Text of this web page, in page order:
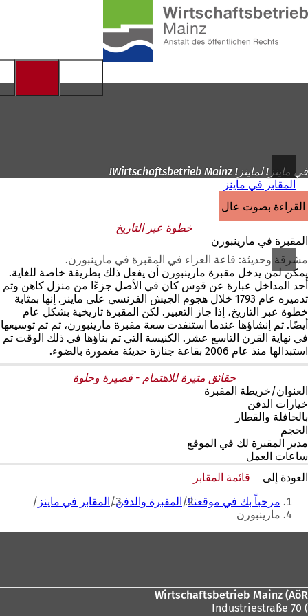
إلى
الصفحة
في ماينز! لماينز! Wirtschaftsbetrieb Mainz!
المقابر في ماينز
القراءة بصوت عالٍ
خطوة عبر التاريخ
المقبرة في مارينبورن
مشرقة وحديثة: قاعة العزاء في المقبرة في مارينبورن.
يمكن لمن يدخل مقبرة مارينبورن أن يفعل ذلك بطريقة خاصة للغاية.
أحد المداخل عبارة عن قوس كان في الأصل جزءًا من منزل كاهن وتم
تدميره عام 1793 خلال هجوم الجيش الفرنسي على ماينز. إنها بمثابة
خطوة عبر التاريخ، إذا جاز التعبير. لكن المقبرة تاريخية بشكل عام
أيضًا. تم إنشاؤها عندما استنفدت سعة مقبرة مارينبورن، ثم تم توسيعها
في نهاية القرن التاسع عشر. الكنيسة التي تم بناؤها في ذلك الوقت تم
استبدالها منذ عام 2006 بقاعة جنازة حديثة مغمورة بالضوء.
حقائق مثيرة للاهتمام - قصيرة وحلوة
العنوان/خريطة المقبرة
خيارات الدفن
بالحافلة والقطار
الحجم
مدير المقبرة لك في الموقع
ساعات العمل
العودة إلى
قائمة المقابر
أنت
هنا
مرحباً بك في موقعنا! المقبرة والدفن المقابر في ماينز
مارينبورن
Wirtschaftsbetrieb Mainz (AöR
) Industriestraße 70